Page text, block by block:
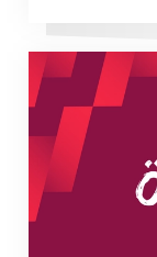
Neue